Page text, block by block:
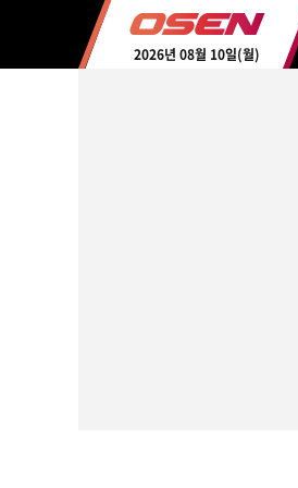
2026년 08월 10일(월)